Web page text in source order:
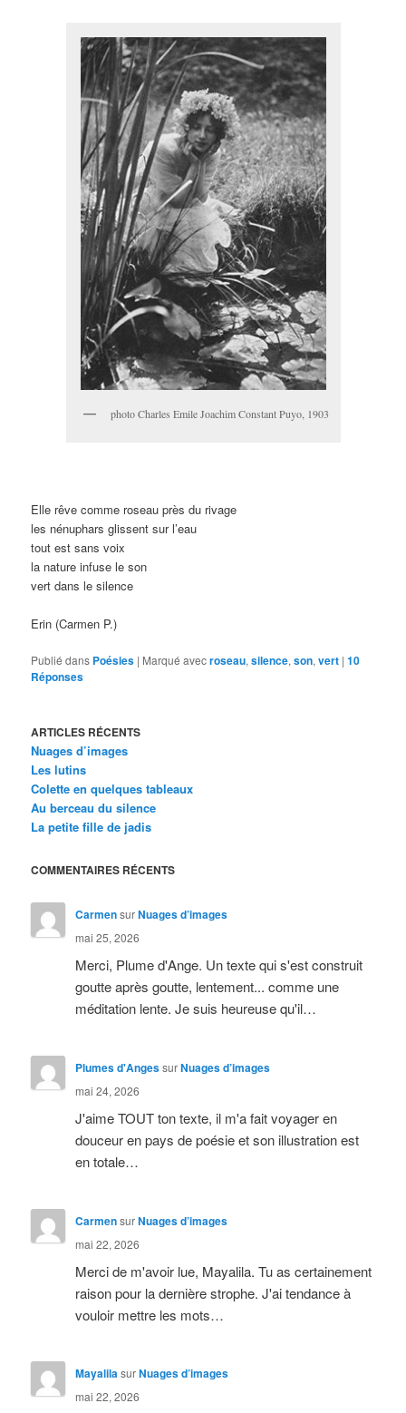
photo Charles Emile Joachim Constant Puyo, 1903
Elle rêve comme roseau près du rivage
les nénuphars glissent sur l’eau
tout est sans voix
la nature infuse le son
vert dans le silence
Erin (Carmen P.)
Publié dans Poésies | Marqué avecroseau,silence,son,vert |10
Réponses
ARTICLES RÉCENTS
Nuages d’images
Les lutins
Colette en quelques tableaux
Au berceau du silence
La petite fille de jadis
COMMENTAIRES RÉCENTS
CarmensurNuages d’images
mai 25, 2026
Merci, Plume d'Ange. Un texte qui s'est construit
goutte après goutte, lentement... comme une
méditation lente. Je suis heureuse qu'il…
Plumes d'AngessurNuages d’images
mai 24, 2026
J'aime TOUT ton texte, il m'a fait voyager en
douceur en pays de poésie et son illustration est
en totale…
CarmensurNuages d’images
mai 22, 2026
Merci de m'avoir lue, Mayalila. Tu as certainement
raison pour la dernière strophe. J'ai tendance à
vouloir mettre les mots…
MayalilasurNuages d’images
mai 22, 2026